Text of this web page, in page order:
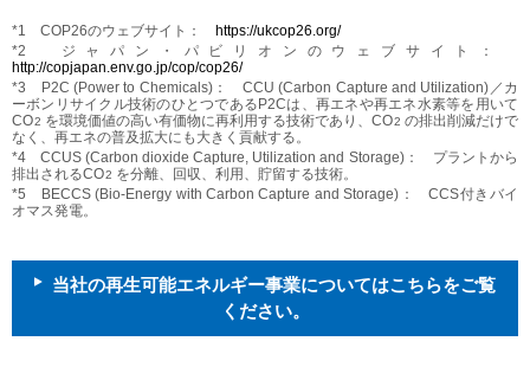
*1 COP26のウェブサイト： https://ukcop26.org/
*2 ジャパン・パビリオンのウェブサイト：
http://copjapan.env.go.jp/cop/cop26/
*3 P2C (Power to Chemicals)： CCU (Carbon Capture and Utilization)／カ
ーボンリサイクル技術のひとつであるP2Cは、再エネや再エネ水素等を用いて
CO2 を環境価値の高い有価物に再利用する技術であり、CO2 の排出削減だけで
なく、再エネの普及拡大にも大きく貢献する。
*4 CCUS (Carbon dioxide Capture, Utilization and Storage)： プラントから
排出されるCO2 を分離、回収、利用、貯留する技術。
*5 BECCS (Bio-Energy with Carbon Capture and Storage)： CCS付きバイ
オマス発電。
当社の再生可能エネルギー事業についてはこちらをご覧
ください。